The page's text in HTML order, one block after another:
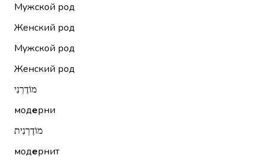
Мужской род
Женский род
Мужской род
Женский род
מוֹדֶרְנִי
модерни
מוֹדֶרְנִית
модернит